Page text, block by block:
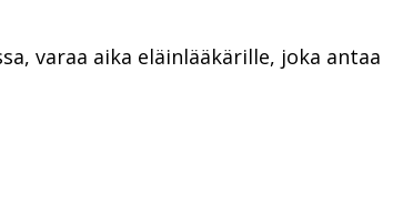
varaa aika eläinlääkärille, joka antaa